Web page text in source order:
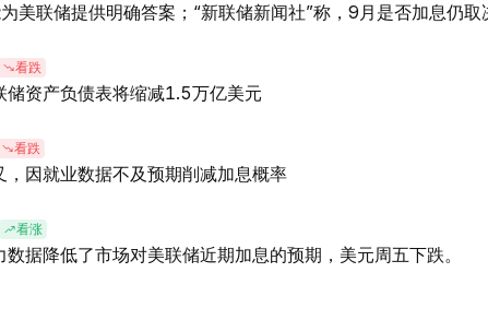
美联储提供明确答案；“新联储新闻社”称，9月是否加息仍取
看跌
储资产负债表将缩减1.5万亿美元
看跌
，因就业数据不及预期削减加息概率
看涨
据降低了市场对美联储近期加息的预期，美元周五下跌。